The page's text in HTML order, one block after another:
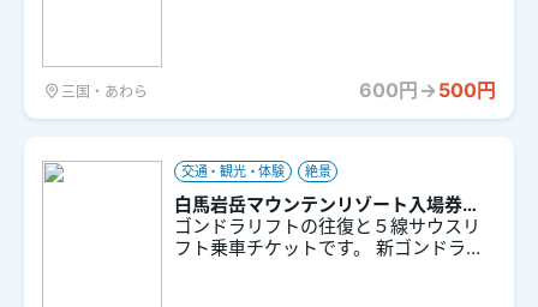
車可能です ※本チケットは1回のご購入
につき1枚までしか購入できません。あ
または複数回ご利用される場合は、ご
利用回数分ご購入が必要です。
三国・あわら 600円 → 500円
交通・観光・体験 絶景
白馬岩岳マウンテンリゾート入場券
（ゴンドラリフト往復＋５線サウスリ
フト乗車）
ゴンドラリフトの往復と５線サウスリ
フト乗車チケットです。 新ゴンドラリ